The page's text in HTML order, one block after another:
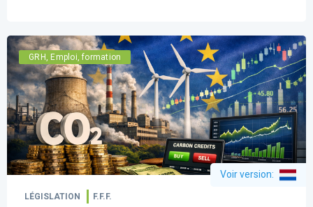
GRH, Emploi, formation
Voir version:
LÉGISLATION F.F.F.